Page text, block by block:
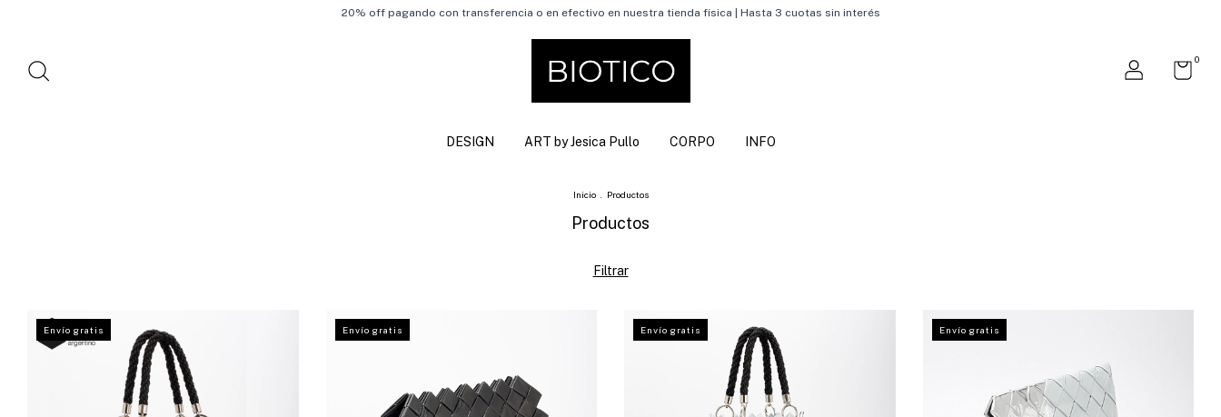
20% off pagando con transferencia o en efectivo en nuestra tienda física | Hasta 3 cuotas sin interés
0
DESIGN ART by Jesica Pullo CORPO INFO
Inicio Productos
Productos
Filtrar
Envío gratis Envío gratis Envío gratis Envío gratis